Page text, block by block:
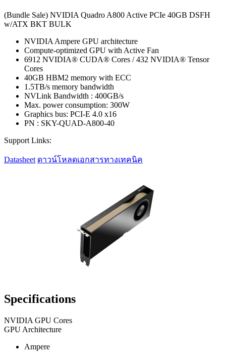
(Bundle Sale) NVIDIA Quadro A800 Active PCIe 40GB DSFH
w/ATX BKT BULK
NVIDIA Ampere GPU architecture
Compute-optimized GPU with Active Fan
6912 NVIDIA® CUDA® Cores / 432 NVIDIA® Tensor
Cores
40GB HBM2 memory with ECC
1.5TB/s memory bandwidth
NVLink Bandwidth : 400GB/s
Max. power consumption: 300W
Graphics bus: PCI-E 4.0 x16
PN : SKY-QUAD-A800-40
Support Links:
Datasheet ดาวน์โหลดเอกสารทางเทคนิค
Specifications
NVIDIA GPU Cores
GPU Architecture
Ampere